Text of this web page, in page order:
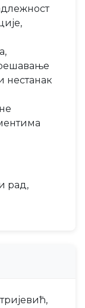
нестанак
рад,